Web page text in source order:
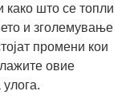
како што се топли
и зголемување
промени кои
овие